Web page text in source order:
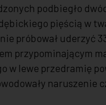
podbiegło
pięścią w
próbował uderzyć
przypominającym
w lewe przedramię
naruszenie